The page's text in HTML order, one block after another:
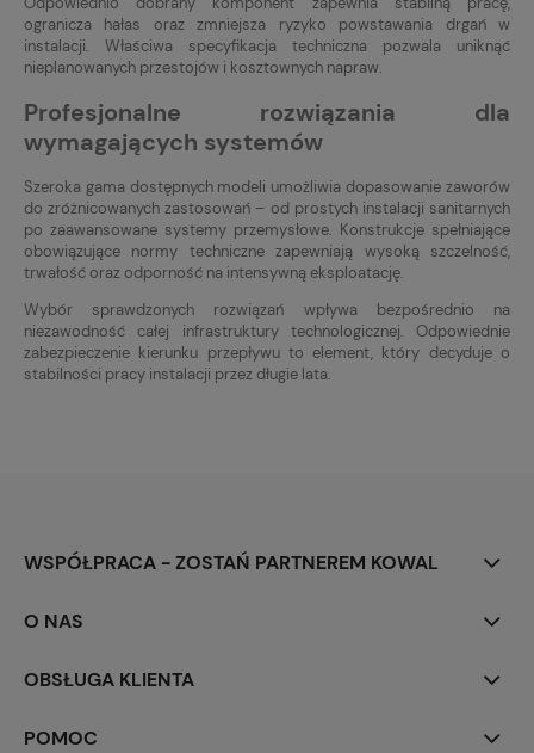
ogranicza hałas oraz zmniejsza ryzyko powstawania drgań w
instalacji. Właściwa specyfikacja techniczna pozwala uniknąć
nieplanowanych przestojów i kosztownych napraw.
Profesjonalne rozwiązania dla
wymagających systemów
Szeroka gama dostępnych modeli umożliwia dopasowanie zaworów
do zróżnicowanych zastosowań – od prostych instalacji sanitarnych
po zaawansowane systemy przemysłowe. Konstrukcje spełniające
obowiązujące normy techniczne zapewniają wysoką szczelność,
trwałość oraz odporność na intensywną eksploatację.
Wybór sprawdzonych rozwiązań wpływa bezpośrednio na
niezawodność całej infrastruktury technologicznej. Odpowiednie
zabezpieczenie kierunku przepływu to element, który decyduje o
stabilności pracy instalacji przez długie lata.
WSPÓŁPRACA - ZOSTAŃ PARTNEREM KOWAL
O NAS
OBSŁUGA KLIENTA
POMOC